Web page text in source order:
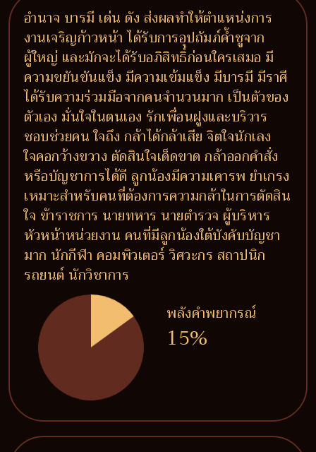
อำนาจ บารมี เด่น ดัง ส่งผลทำให้ตำแหน่งการ
งานเจริญก้าวหน้า ได้รับการอุปถัมภ์ค้ำชูจาก
ผู้ใหญ่ และมักจะได้รับอภิสิทธิ์ก่อนใครเสมอ มี
ความขยันขันแข็ง มีความเข้มแข็ง มีบารมี มีราศี
ได้รับความร่วมมือจากคนจำนวนมาก เป็นตัวของ
ตัวเอง มั่นใจในตนเอง รักเพื่อนฝูงและบริวาร
ชอบช่วยคน ใจถึง กล้าได้กล้าเสีย จิตใจนักเลง
ใจคอกว้างขวาง ตัดสินใจเด็ดขาด กล้าออกคำสั่ง
หรือบัญชาการได้ดี ลูกน้องมีความเคารพ ยำเกรง
เหมาะสำหรับคนที่ต้องการความกล้าในการตัดสิน
ใจ ข้าราชการ นายทหาร นายตำรวจ ผู้บริหาร
หัวหน้าหน่วยงาน คนที่มีลูกน้องใต้บังคับบัญชา
มาก นักกีฬา คอมพิวเตอร์ วิศวะกร สถาปนิก
รถยนต์ นักวิชาการ
พลังคำพยากรณ์
15%